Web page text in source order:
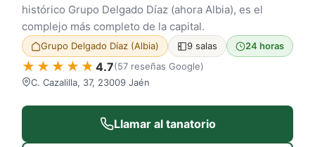
histórico Grupo Delgado Díaz (ahora Albia), es el
complejo más completo de la capital.
Grupo Delgado Díaz (Albia) 9 salas 24 horas
4.7(57 reseñas Google)
C. Cazalilla, 37, 23009 Jaén
Llamar al tanatorio